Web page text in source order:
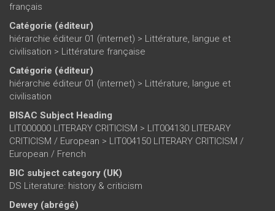
français
Catégorie (éditeur)
hiérarchie éditeur 01 (internet) > Littérature, langue et
civilisation > Littérature française
Catégorie (éditeur)
hiérarchie éditeur 01 (internet) > Littérature, langue et
civilisation
BISAC Subject Heading
LIT000000 LITERARY CRITICISM > LIT004130 LITERARY
CRITICISM / European > LIT004150 LITERARY CRITICISM /
European / French
BIC subject category (UK)
DS Literature: history & criticism
Dewey (abrégé)